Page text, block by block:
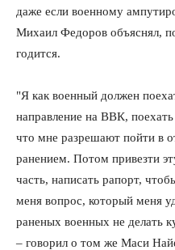
даже если военному
Михаил Федоров объяснял,
годится.
"Я как военный должен
направление на ВВК,
что мне разрешают пойти в
ранением. Потом привезти
часть, написать рапорт,
меня вопрос, который меня
раненых военных не делать
– говорил о том же Маси